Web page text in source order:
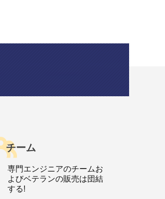
チーム
専門エンジニアのチームお
よびベテランの販売は団結
する!